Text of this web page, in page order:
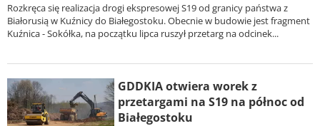
Rozkręca się realizacja drogi ekspresowej S19 od granicy państwa z
Białorusią w Kuźnicy do Białegostoku. Obecnie w budowie jest fragment
Kuźnica - Sokółka, na początku lipca ruszył przetarg na odcinek...
GDDKIA otwiera worek z
przetargami na S19 na północ od
Białegostoku